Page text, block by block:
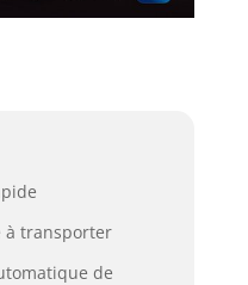
: Pour
natif,
appelé «
4K »)
à transporter
de